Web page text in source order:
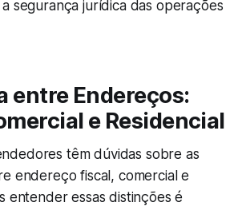
segurança jurídica das operações
entre Endereços:
e Residencial
têm dúvidas sobre as
endereço fiscal, comercial e
entender essas distinções é